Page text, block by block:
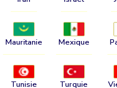
Mauritanie Mexique
Tunisie Turquie